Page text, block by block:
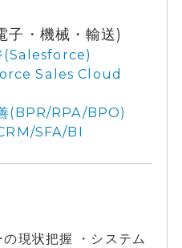
子・機械・輸送)
(Salesforce)
Sales Cloud
(BPR/RPA/BPO)
SFA/BI
の現状把握 ・システム